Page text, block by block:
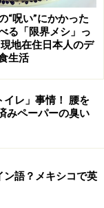
から自転車利用
ています。
コペソとお得で
手続きにはメキ
かマスター）
、最新情報や詳
オフィスで確認
“呪い”にかかった
る「限界メシ」っ
地在住日本人のデ
生活
イレ」事情！ 腰を
みペーパーの臭い
ン語？メキシコで英